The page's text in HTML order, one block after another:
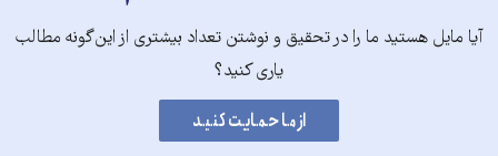
آیا مایل هستید ما را در تحقیق و نوشتن تعداد بیشتری از این‌گونه مطالب
یاری کنید؟